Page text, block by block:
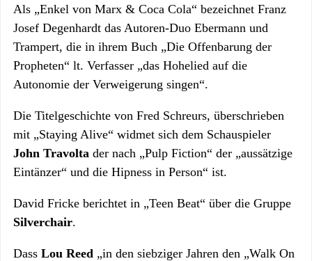
Als „Enkel von Marx & Coca Cola“ bezeichnet Franz
Josef Degenhardt das Autoren-Duo Ebermann und
Trampert, die in ihrem Buch „Die Offenbarung der
Propheten“ lt. Verfasser „das Hohelied auf die
Autonomie der Verweigerung singen“.
Die Titelgeschichte von Fred Schreurs, überschrieben
mit „Staying Alive“ widmet sich dem Schauspieler
John Travolta der nach „Pulp Fiction“ der „aussätzige
Eintänzer“ und die Hipness in Person“ ist.
David Fricke berichtet in „Teen Beat“ über die Gruppe
Silverchair.
Dass Lou Reed „in den siebziger Jahren den „Walk On